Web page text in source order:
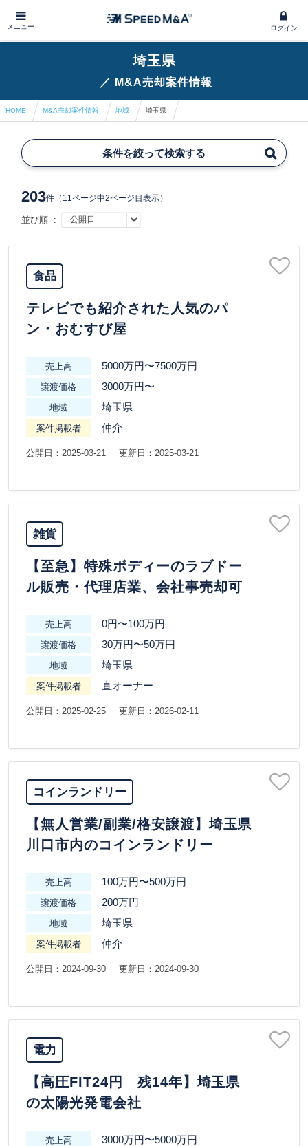
メニュー ログイン
埼玉県
／ M&A売却案件情報
HOME M&A売却案件情報 地域 埼玉県
条件を絞って検索する
203件 （11ページ中2ページ目表示）
並び順 :
食品
テレビでも紹介された人気のパ
ン・おむすび屋
売上高 5000万円〜7500万円
譲渡価格 3000万円〜
地域 埼玉県
案件掲載者 仲介
公開日：2025-03-21 更新日：2025-03-21
雑貨
【至急】特殊ボディーのラブドー
ル販売・代理店業、会社事売却可
売上高 0円〜100万円
譲渡価格 30万円〜50万円
地域 埼玉県
案件掲載者 直オーナー
公開日：2025-02-25 更新日：2026-02-11
コインランドリー
【無人営業/副業/格安譲渡】埼玉県
川口市内のコインランドリー
売上高 100万円〜500万円
譲渡価格 200万円
地域 埼玉県
案件掲載者 仲介
公開日：2024-09-30 更新日：2024-09-30
電力
【高圧FIT24円 残14年】埼玉県
の太陽光発電会社
売上高 3000万円〜5000万円